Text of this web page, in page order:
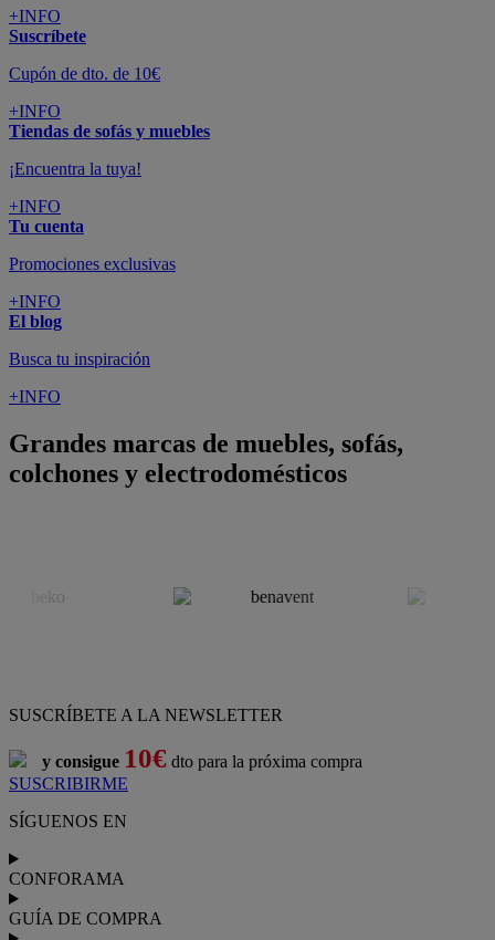
+INFO
Suscríbete
Cupón de dto. de 10€
+INFO
Tiendas de sofás y muebles
¡Encuentra la tuya!
+INFO
Tu cuenta
Promociones exclusivas
+INFO
El blog
Busca tu inspiración
+INFO
Grandes marcas de muebles, sofás,
colchones y electrodomésticos
SUSCRÍBETE A LA NEWSLETTER
y consigue 10€ dto para la próxima compra
SUSCRIBIRME
SÍGUENOS EN
CONFORAMA
GUÍA DE COMPRA